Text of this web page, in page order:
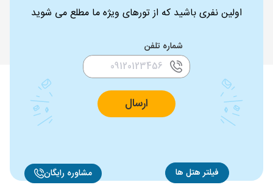
فیلتر هتل ها مشاوره رایگان
اولین نفری باشید که از تورهای ویژه ما مطلع می شوید
شماره تلفن
ارسال